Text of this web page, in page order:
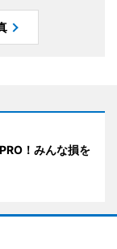
！みんな損を